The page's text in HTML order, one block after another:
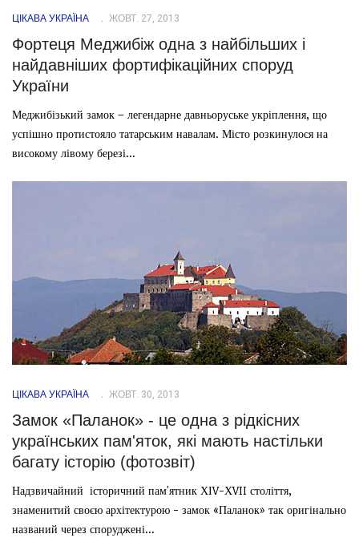
ЦІКАВА УКРАЇНА ЖОВТ. 27, 2013
Фортеця Меджибіж одна з найбільших і
найдавніших фортифікаційних споруд
України
Меджибізький замок – легендарне давньоруське укріплення, що
успішно протистояло татарським навалам. Місто розкинулося на
високому лівому березі...
ЦІКАВА УКРАЇНА ЖОВТ. 30, 2013
Замок «Паланок» - це одна з рідкісних
українських пам'яток, які мають настільки
багату історію (фотозвіт)
Надзвичайний історичний пам'ятник ХІV-ХVII століття,
знаменитий своєю архітектурою - замок «Паланок» так оригінально
названий через споруджені...